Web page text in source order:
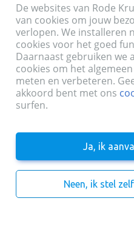
18:00 - 20:30
18:00 - 20:30
De websites van Rode
van cookies om jouw
verlopen. We installeren
cookies voor het goed
Daarnaast gebruiken we
cookies om het
meten en verbeteren.
akkoord bent met ons
surfen.
Ja, ik
Neen, ik stel